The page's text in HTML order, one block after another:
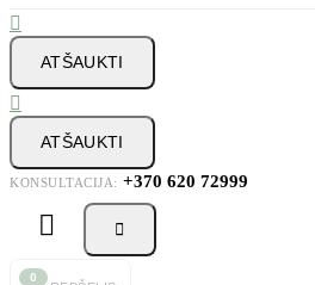

ATŠAUKTI

ATŠAUKTI
KONSULTACIJA: +370 620 72999
 
0